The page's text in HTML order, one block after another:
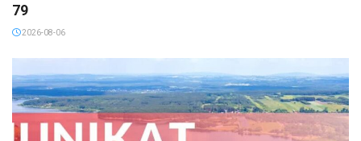
79
2026-08-06